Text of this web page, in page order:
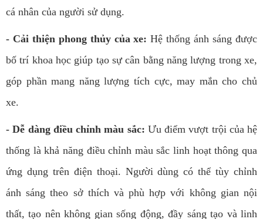
cá nhân của người sử dụng.
- Cải thiện phong thủy của xe: Hệ thống ánh sáng được
bố trí khoa học giúp tạo sự cân bằng năng lượng trong xe,
góp phần mang năng lượng tích cực, may mắn cho chủ
xe.
- Dễ dàng điều chỉnh màu sắc: Ưu điểm vượt trội của hệ
thống là khả năng điều chỉnh màu sắc linh hoạt thông qua
ứng dụng trên điện thoại. Người dùng có thể tùy chỉnh
ánh sáng theo sở thích và phù hợp với không gian nội
thất, tạo nên không gian sống động, đầy sáng tạo và linh